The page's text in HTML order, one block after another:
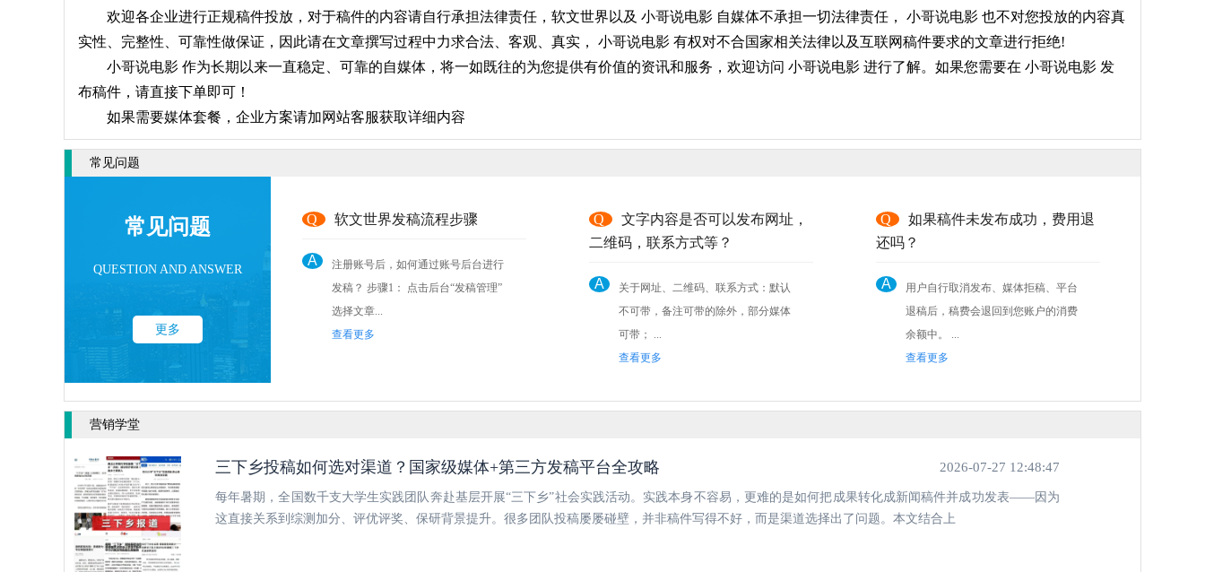
欢迎各企业进行正规稿件投放，对于稿件的内容请自行承担法律责任，软文世界以及 小哥说电影 自媒体不承担一切法律责任， 小哥说电影 也不对您投放的内容真
实性、完整性、可靠性做保证，因此请在文章撰写过程中力求合法、客观、真实， 小哥说电影 有权对不合国家相关法律以及互联网稿件要求的文章进行拒绝!
小哥说电影 作为长期以来一直稳定、可靠的自媒体，将一如既往的为您提供有价值的资讯和服务，欢迎访问 小哥说电影 进行了解。如果您需要在 小哥说电影 发
布稿件，请直接下单即可！
如果需要媒体套餐，企业方案请加网站客服获取详细内容
常见问题
常见问题
QUESTION AND ANSWER
更多
Q 软文世界发稿流程步骤
A
注册账号后，如何通过账号后台进行
发稿？ 步骤1： 点击后台“发稿管理”
选择文章...
查看更多
Q
文字内容是否可以发布网址，
二维码，联系方式等？
A
关于网址、二维码、联系方式：默认
不可带，备注可带的除外，部分媒体
可带； ...
查看更多
Q
如果稿件未发布成功，费用退
还吗？
A
用户自行取消发布、媒体拒稿、平台
退稿后，稿费会退回到您账户的消费
余额中。 ...
查看更多
营销学堂
三下乡投稿如何选对渠道？国家级媒体+第三方发稿平台全攻略 2026-07-27 12:48:47
每年暑期，全国数千支大学生实践团队奔赴基层开展“三下乡”社会实践活动。实践本身不容易，更难的是如何把成果转化成新闻稿件并成功发表——因为
这直接关系到综测加分、评优评奖、保研背景提升。很多团队投稿屡屡碰壁，并非稿件写得不好，而是渠道选择出了问题。本文结合上